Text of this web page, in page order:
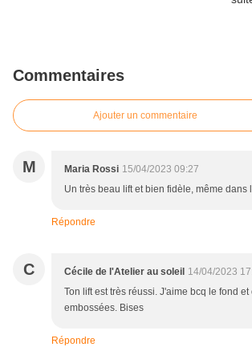
Commentaires
Ajouter un commentaire
M Maria Rossi 15/04/2023 09:27
Un très beau lift et bien fidèle, même dans
Répondre
C Cécile de l'Atelier au soleil 14/04/2023
Ton lift est très réussi. J'aime bcq le fond
embossées. Bises
Répondre